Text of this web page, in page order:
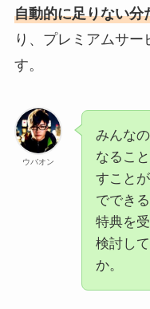
自動的に足りない分
り、プレミアムサー
す。
ウバオン
みんな
なるこ
すこと
ででき
特典を
検討し
か。